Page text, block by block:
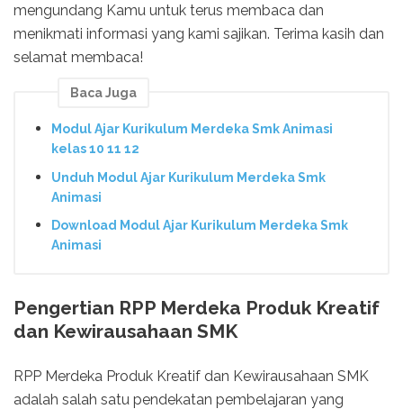
mengundang Kamu untuk terus membaca dan
menikmati informasi yang kami sajikan. Terima kasih dan
selamat membaca!
Baca Juga
Modul Ajar Kurikulum Merdeka Smk Animasi
kelas 10 11 12
Unduh Modul Ajar Kurikulum Merdeka Smk
Animasi
Download Modul Ajar Kurikulum Merdeka Smk
Animasi
Pengertian RPP Merdeka Produk Kreatif
dan Kewirausahaan SMK
RPP Merdeka Produk Kreatif dan Kewirausahaan SMK
adalah salah satu pendekatan pembelajaran yang